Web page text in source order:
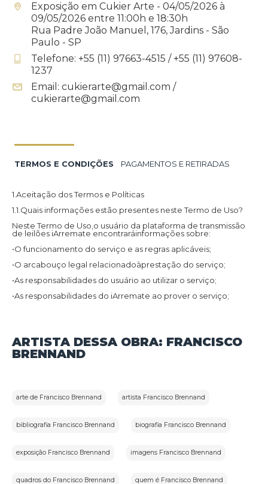
Exposição em Cukier Arte - 04/05/2026 à
09/05/2026 entre 11:00h e 18:30h
Rua Padre João Manuel, 176, Jardins - São
Paulo - SP
Telefone: +55 (11) 97663-4515 / +55 (11) 97608-
1237
Email: cukierarte@gmail.com /
cukierarte@gmail.com
TERMOS E CONDIÇÕES PAGAMENTOS E RETIRADAS
1.Aceitação dos Termos e Políticas
1.1.Quais informações estão presentes neste Termo de Uso?
Neste Termo de Uso,o usuário da plataforma de transmissão
de leilões iArremate encontraráinformações sobre:
•O funcionamento do serviço e as regras aplicáveis;
•O arcabouço legal relacionadoàprestação do serviço;
•As responsabilidades do usuário ao utilizar o serviço;
•As responsabilidades do iArremate ao prover o serviço;
deste Termo de Uso tenham sido violadas.
Além disso,na Política de Privacidade,o usuário da plataforma
dados.
Ao utilizar os serviços do iArremate,o usuário confirma que leu
ficar vinculado a eles.
ARTISTA DESSA OBRA: FRANCISCO
BRENNAND
arte de Francisco Brennand artista Francisco Brennand
bibliografia Francisco Brennand biografia Francisco Brennand
exposição Francisco Brennand imagens Francisco Brennand
quadros do Francisco Brennand quem é Francisco Brennand